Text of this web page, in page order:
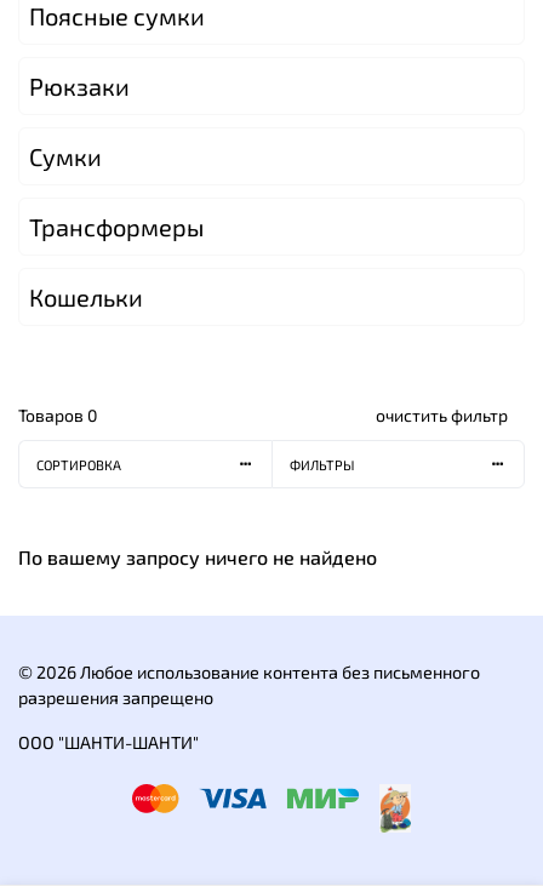
Поясные сумки
Рюкзаки
Сумки
Трансформеры
Кошельки
Товаров 0 очистить фильтр
СОРТИРОВКА ФИЛЬТРЫ
По вашему запросу ничего не найдено
© 2026 Любое использование контента без письменного
разрешения запрещено
ООО "ШАНТИ-ШАНТИ"